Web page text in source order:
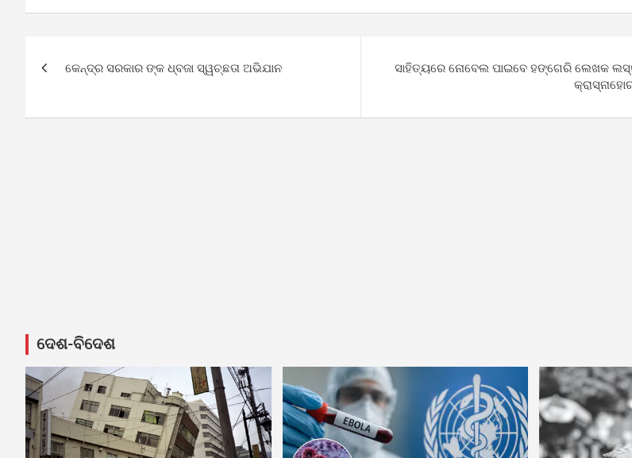
navigation
କେନ୍ଦ୍ର ସରକାର ଙ୍କ ଧ୍ବଜା ସ୍ୱଚ୍ଛତା ଅଭିଯାନ
ସାହିତ୍ୟରେ ନୋବେଲ ପାଇବେ ହଙ୍ଗେରି ଲେଖକ
ଦେଶ-ବିଦେଶ